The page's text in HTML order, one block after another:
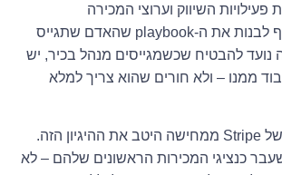
השיווק וערוצי המכירה
המתאימים; ולבסוף לבנות את ה-playbook שהאדם שתגייס
נועד להבטיח שכשמגייסים מנהל בכיר, יש
ממנו – ולא חורים שהוא צריך למלא
הגישה המוקדמת של Stripe ממחישה היטב את ההיגיון הזה.
כנציגי המכירות הראשונים שלהם – לא